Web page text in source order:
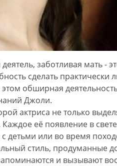
заботливая мать -
сделать
обширная
Джоли.
актриса не только
её появление в
детьми или во время
стиль, продуманные
и вызывают